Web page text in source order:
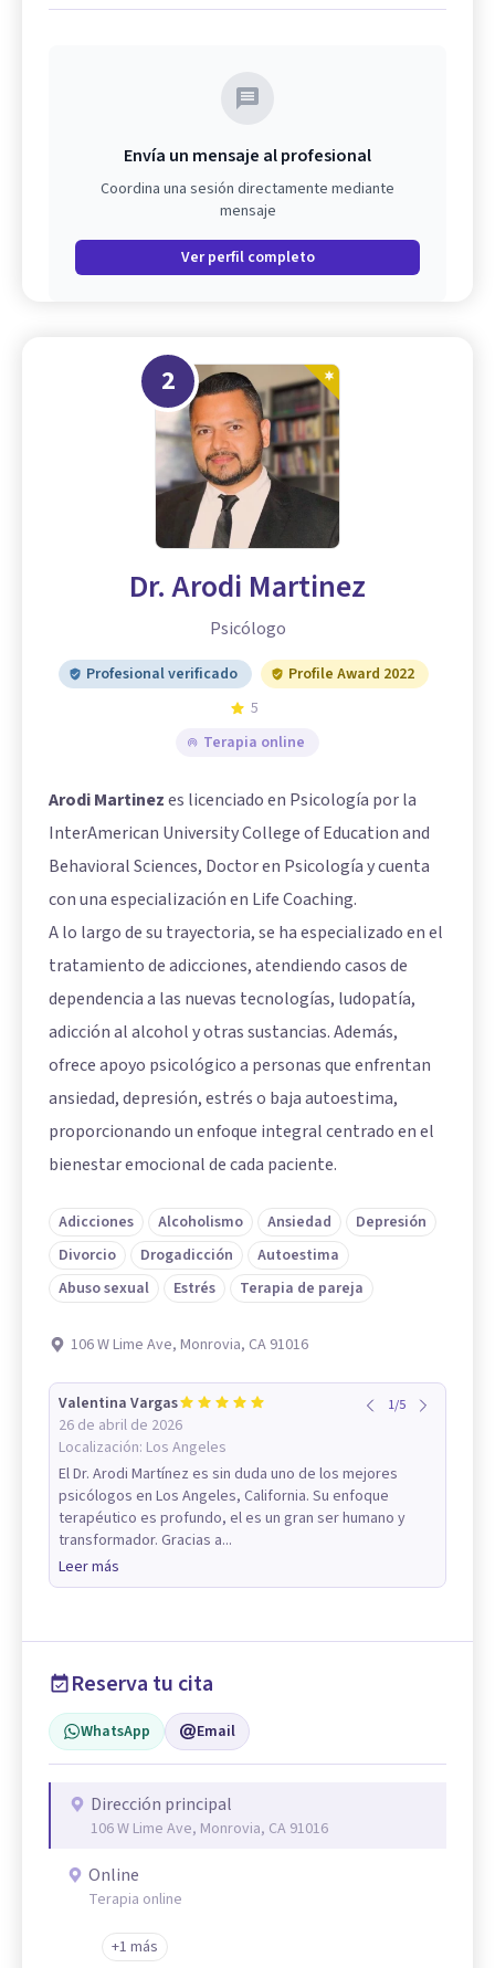
Envía un mensaje al profesional
Coordina una sesión directamente mediante
mensaje
Ver perfil completo
2
Dr. Arodi Martinez
Psicólogo
Profesional verificado
Profile Award 2022
5
Terapia online
Arodi Martinezes licenciado en Psicología por la
InterAmerican University College of Education and
Behavioral Sciences, Doctor en Psicología y cuenta
con una especialización en Life Coaching.
A lo largo de su trayectoria, se ha especializado en el
tratamiento de adicciones, atendiendo casos de
dependencia a las nuevas tecnologías, ludopatía,
adicción al alcohol y otras sustancias. Además,
ofrece apoyo psicológico a personas que enfrentan
ansiedad, depresión, estrés o baja autoestima,
proporcionando un enfoque integral centrado en el
bienestar emocional de cada paciente.
Adicciones Alcoholismo Ansiedad
Depresión
Divorcio
Drogadicción
Autoestima
Abuso sexual
Estrés Terapia de pareja
106 W Lime Ave, Monrovia, CA 91016
Valentina Vargas
26 de abril de 2026
Localización: Los Angeles
1/5
El Dr. Arodi Martínez es sin duda uno de los mejores
psicólogos en Los Angeles, California. Su enfoque
terapéutico es profundo, el es un gran ser humano y
transformador. Gracias a...
Leer más
Reserva tu cita
WhatsApp Email
Dirección principal
106 W Lime Ave, Monrovia, CA 91016
Online
Terapia online
+1 más